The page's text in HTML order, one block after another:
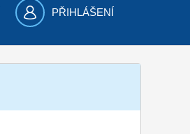
PŘIHLÁŠENÍ